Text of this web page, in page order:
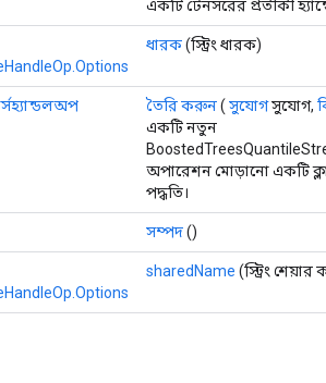
একটি টেনসরের প্রতীকী
ধারক(স্ট্রিং ধারক)
তৈরি করুন( সুযোগসুযোগ,
একটি নতুন
অপারেশন মোড়ানো একটি
পদ্ধতি।
সম্পদ()
sharedName (স্ট্রিং শেয়ার